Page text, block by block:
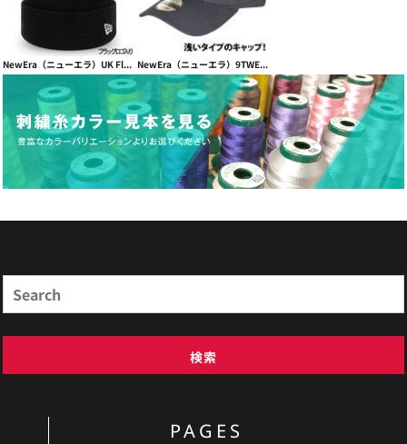
NewEra（ニューエラ）UK Flag knit beanie 【本体価格(税抜)￥5,800】 NewEra（ニューエラ）9TWENTY Adjustable low cap【本体価格(税抜)￥4,990】
検索
PAGES